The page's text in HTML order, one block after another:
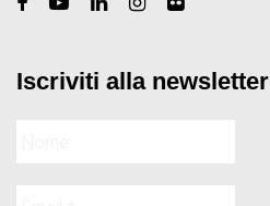
Iscriviti alla newsletter